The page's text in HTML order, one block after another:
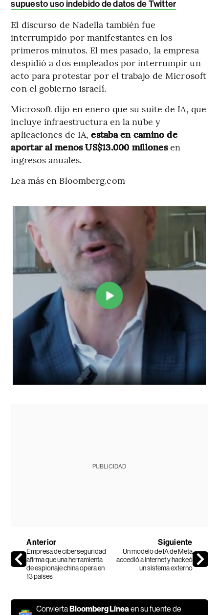
supuesto uso indebido de datos de Twitter
El discurso de Nadella también fue
interrumpido por manifestantes en los
primeros minutos. El mes pasado, la empresa
despidió a dos empleados por interrumpir un
acto para protestar por el trabajo de Microsoft
con el gobierno israelí.
Microsoft dijo en enero que su suite de IA, que
incluye infraestructura en la nube y
aplicaciones de IA,estaba en camino de
aportar al menos US$13.000 millonesen
ingresos anuales.
Lea más en Bloomberg.com
PUBLICIDAD
Anterior
Empresa de ciberseguridad
afirma que una herramienta
de espionaje china opera en
13 países
Siguiente
Un modelo de IA de Meta
accedió a internet y hackeó
un sistema externo
ConviertaBloomberg Líneaen su fuente de